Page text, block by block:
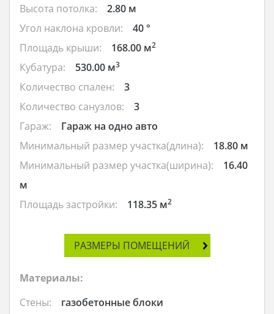
Высота потолка:
2.80 м
Угол наклона кровли:
40 °
Площадь крыши:
168.00 м2
Кубатура: 530.00 м3
Количество спален:
3
Количество санузлов:
3
Гараж:
Гараж на одно авто
Минимальный размер участка(длина):
18.80 м
Минимальный размер участка(ширина):
16.40
м
Площадь застройки:
118.35 м2
РАЗМЕРЫ ПОМЕЩЕНИЙ
Материалы:
Стены:
газобетонные блоки